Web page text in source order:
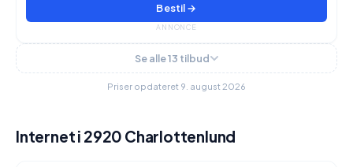
Bestil →
ANNONCE
Se alle 13 tilbud
Priser opdateret 9. august 2026
Internet i 2920 Charlottenlund